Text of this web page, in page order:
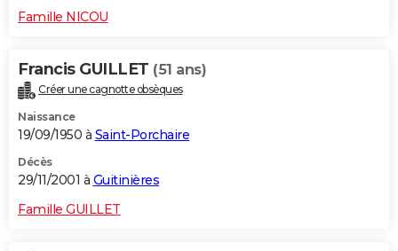
Famille NICOU
Francis GUILLET (51 ans)
Créer une cagnotte obsèques
Naissance
19/09/1950 à Saint-Porchaire
Décès
29/11/2001 à Guitinières
Famille GUILLET